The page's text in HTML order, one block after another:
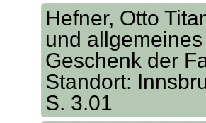
Hefner, Otto
und
Geschenk der
Standort:
S. 3.01